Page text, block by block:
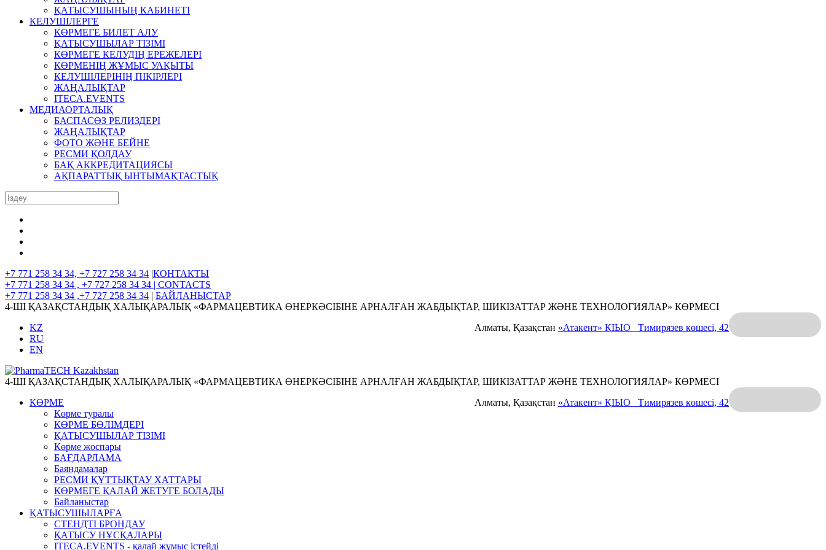
ҚАТЫСУШЫНЫҢ КАБИНЕТІ
КЕЛУШІЛЕРГЕ
КӨРМЕГЕ БИЛЕТ АЛУ
ҚАТЫСУШЫЛАР ТІЗІМІ
КӨРМЕГЕ КЕЛУДІҢ ЕРЕЖЕЛЕРІ
КӨРМЕНІҢ ЖҰМЫС УАҚЫТЫ
КЕЛУШІЛЕРІНІҢ ПІКІРЛЕРІ
ЖАҢАЛЫҚТАР
ITECA.EVENTS
МЕДИАОРТАЛЫҚ
БАСПАСӨЗ РЕЛИЗДЕРІ
ЖАҢАЛЫҚТАР
ФОТО ЖӘНЕ БЕЙНЕ
РЕСМИ ҚОЛДАУ
БАҚ АККРЕДИТАЦИЯСЫ
АҚПАРАТТЫҚ ЫНТЫМАҚТАСТЫҚ
+7 771 258 34 34, +7 727 258 34 34 |КОНТАКТЫ
+7 771 258 34 34 , +7 727 258 34 34 | CONTACTS
+7 771 258 34 34 ,+7 727 258 34 34 | БАЙЛАНЫСТАР
4-ШІ ҚАЗАҚСТАНДЫҚ ХАЛЫҚАРАЛЫҚ «ФАРМАЦЕВТИКА ӨНЕРКӘСІБІНЕ АРНАЛҒАН ЖАБДЫҚТАР, ШИКІЗАТТАР ЖӘНЕ ТЕХНОЛОГИЯЛАР» КӨРМЕСІ
Алматы, Қазақстан «Атакент» ҚІЫО Тимирязев көшесі, 42
KZ
RU
EN
4-ШІ ҚАЗАҚСТАНДЫҚ ХАЛЫҚАРАЛЫҚ «ФАРМАЦЕВТИКА ӨНЕРКӘСІБІНЕ АРНАЛҒАН ЖАБДЫҚТАР, ШИКІЗАТТАР ЖӘНЕ ТЕХНОЛОГИЯЛАР» КӨРМЕСІ
Алматы, Қазақстан «Атакент» ҚІЫО Тимирязев көшесі, 42
КӨРМЕ
Көрме туралы
КӨРМЕ БӨЛІМДЕРІ
ҚАТЫСУШЫЛАР ТІЗІМІ
Көрме жоспары
БАҒДАРЛАМА
Баяндамалар
РЕСМИ ҚҰТТЫҚТАУ ХАТТАРЫ
КӨРМЕГЕ ҚАЛАЙ ЖЕТУГЕ БОЛАДЫ
Байланыстар
ҚАТЫСУШЫЛАРҒА
СТЕНДТІ БРОНДАУ
ҚАТЫСУ НҰСҚАЛАРЫ
ITECA.EVENTS - қалай жұмыс істейді